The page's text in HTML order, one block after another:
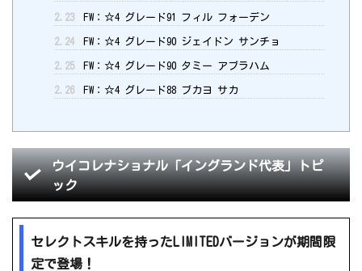
2.23 FW：☆4 グレード91 フィル フォーデン
2.24 FW：☆4 グレード90 ジェイドン サンチョ
2.25 FW：☆4 グレード90 タミー アブラハム
2.26 FW：☆4 グレード88 ブカヨ サカ
ウイコレナショナル「イングランド代表」トピ
ック
セレクトスキルを持ったLIMITEDバージョンが期間限
定で登場！